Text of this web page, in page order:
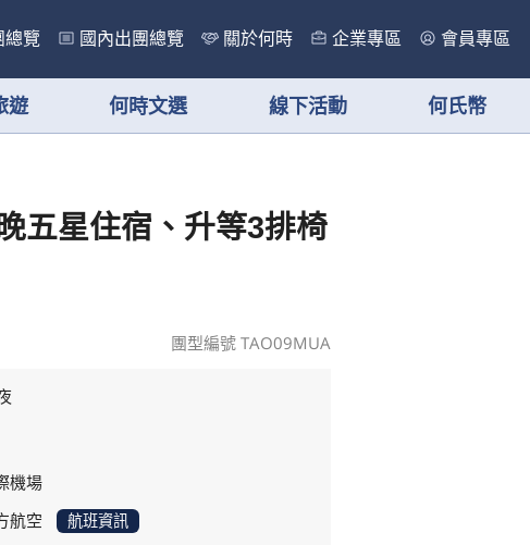
總覽 國內出團總覽 關於何時 企業專區 會員專區
遊 何時文選 線下活動 何氏幣
五星住宿、升等3排椅
團型編號 TAO09MUA
機場
航空 航班資訊